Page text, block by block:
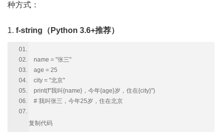
种方式：
1. f-string（Python 3.6+推荐）
name = "张三"
age = 25
city = "北京"
print(f"我叫{name}，今年{age}岁，住在{city}")
# 我叫张三，今年25岁，住在北京
复制代码